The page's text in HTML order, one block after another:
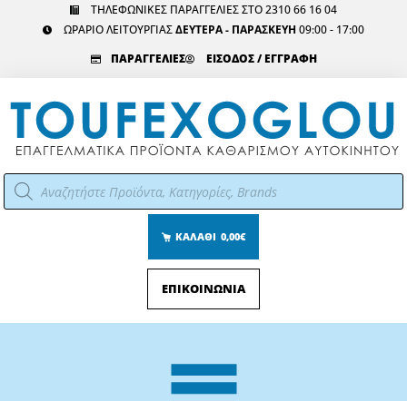
ΤΗΛΕΦΩΝΙΚΕΣ ΠΑΡΑΓΓΕΛΙΕΣ ΣΤΟ 2310 66 16 04
ΩΡΑΡΙΟ ΛΕΙΤΟΥΡΓΙΑΣΔΕΥΤΕΡΑ - ΠΑΡΑΣΚΕΥΗ 09:00 - 17:00
ΠΑΡΑΓΓΕΛΙΕΣ
ΕΙΣΟΔΟΣ / ΕΓΓΡΑΦΗ
Αναζήτηση
προϊόντων
ΚΑΛΑΘΙ 0,00€
ΕΠΙΚΟΙΝΩΝΙΑ
Menu